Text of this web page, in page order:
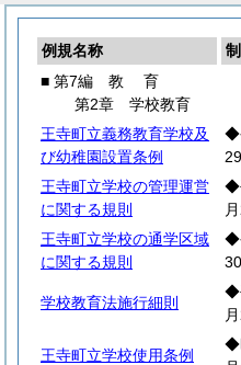
例規名称
■ 第7編 教 育
第2章 学校教育
王寺町立義務教育学校及
び幼稚園設置条例
◆
王寺町立学校の管理運営
に関する規則
◆
王寺町立学校の通学区域
に関する規則
◆
学校教育法施行細則
◆
王寺町立学校使用条例
◆